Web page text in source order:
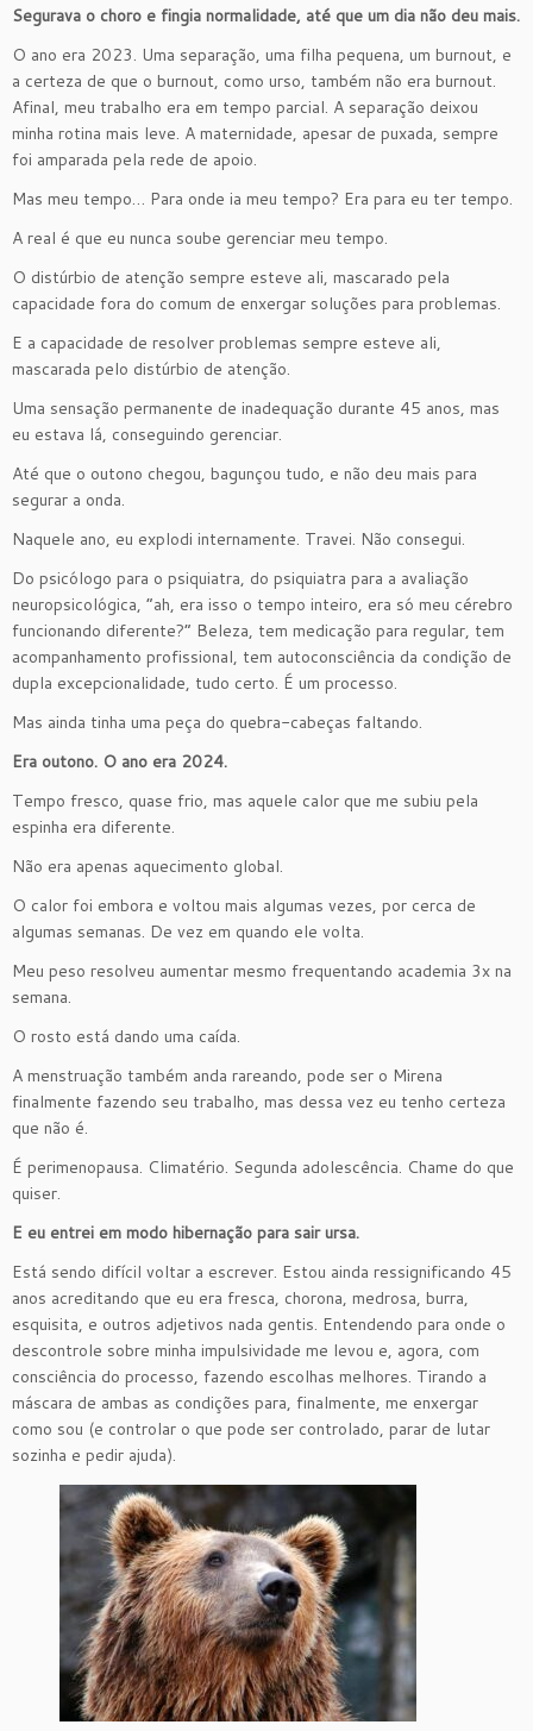
Segurava o choro e fingia normalidade, até que um dia não deu mais.
O ano era 2023. Uma separação, uma filha pequena, um burnout, e
a certeza de que o burnout, como urso, também não era burnout.
Afinal, meu trabalho era em tempo parcial. A separação deixou
minha rotina mais leve. A maternidade, apesar de puxada, sempre
foi amparada pela rede de apoio.
Mas meu tempo… Para onde ia meu tempo? Era para eu ter tempo.
A real é que eu nunca soube gerenciar meu tempo.
O distúrbio de atenção sempre esteve ali, mascarado pela
capacidade fora do comum de enxergar soluções para problemas.
E a capacidade de resolver problemas sempre esteve ali,
mascarada pelo distúrbio de atenção.
Uma sensação permanente de inadequação durante 45 anos, mas
eu estava lá, conseguindo gerenciar.
Até que o outono chegou, bagunçou tudo, e não deu mais para
segurar a onda.
Naquele ano, eu explodi internamente. Travei. Não consegui.
Do psicólogo para o psiquiatra, do psiquiatra para a avaliação
neuropsicológica, “ah, era isso o tempo inteiro, era só meu cérebro
funcionando diferente?” Beleza, tem medicação para regular, tem
acompanhamento profissional, tem autoconsciência da condição de
dupla excepcionalidade, tudo certo. É um processo.
Mas ainda tinha uma peça do quebra-cabeças faltando.
Era outono. O ano era 2024.
Tempo fresco, quase frio, mas aquele calor que me subiu pela
espinha era diferente.
Não era apenas aquecimento global.
O calor foi embora e voltou mais algumas vezes, por cerca de
algumas semanas. De vez em quando ele volta.
Meu peso resolveu aumentar mesmo frequentando academia 3x na
semana.
O rosto está dando uma caída.
A menstruação também anda rareando, pode ser o Mirena
finalmente fazendo seu trabalho, mas dessa vez eu tenho certeza
que não é.
É perimenopausa. Climatério. Segunda adolescência. Chame do que
quiser.
E eu entrei em modo hibernação para sair ursa.
Está sendo difícil voltar a escrever. Estou ainda ressignificando 45
anos acreditando que eu era fresca, chorona, medrosa, burra,
esquisita, e outros adjetivos nada gentis. Entendendo para onde o
descontrole sobre minha impulsividade me levou e, agora, com
consciência do processo, fazendo escolhas melhores. Tirando a
máscara de ambas as condições para, finalmente, me enxergar
como sou (e controlar o que pode ser controlado, parar de lutar
sozinha e pedir ajuda).